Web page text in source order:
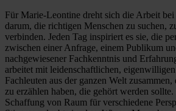
Für Marie-Leontine dreht sich die Arbeit
darum, die richtigen Menschen zu suchen,
verbinden. Jeden Tag inspiriert es sie, die
zwischen einer Anfrage, einem Publikum
nachgewiesener Fachkenntnis und
arbeitet mit leidenschaftlichen,
Fachleuten aus der ganzen Welt
zu erzählen haben, die gehört werden
Schaffung von Raum für verschiedene